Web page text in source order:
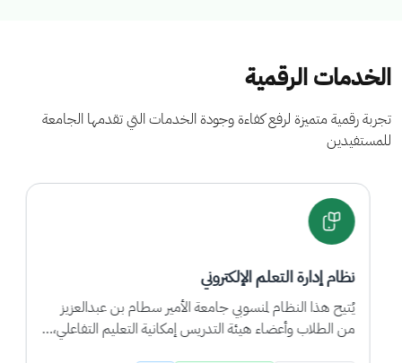
الخدمات الرقمية
تجربة رقمية متميزة لرفع كفاءة وجودة الخدمات التي تقدمها الجامعة
للمستفيدين
نظام إدارة التعلم الإلكتروني
يُتيح هذا النظام لمنسوبي جامعة الأمير سطام بن عبدالعزيز
من الطلاب وأعضاء هيئة التدريس إمكانية التعليم التفاعلي،…